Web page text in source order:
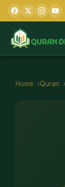
Home Quran